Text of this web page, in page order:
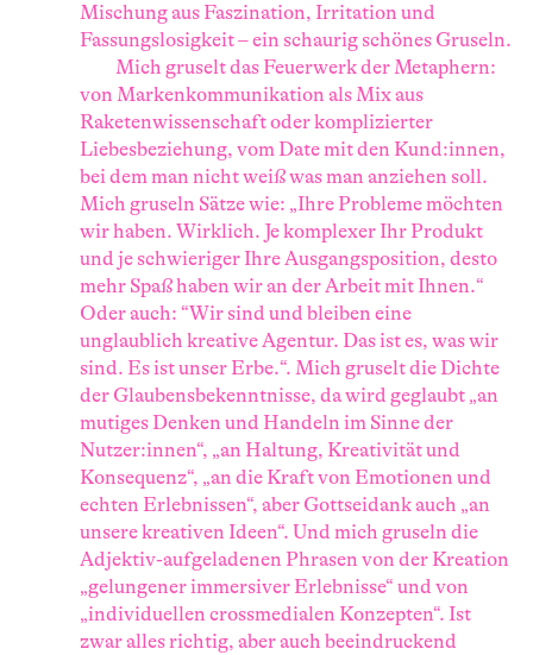
Mischung aus Faszination, Irritation und
Fassungslosigkeit – ein schaurig schönes Gruseln.
Mich gruselt das Feuerwerk der Metaphern:
von Markenkommunikation als Mix aus
Raketenwissenschaft oder komplizierter
Liebesbeziehung, vom Date mit den Kund:innen,
bei dem man nicht weiß was man anziehen soll.
Mich gruseln Sätze wie: „Ihre Probleme möchten
wir haben. Wirklich. Je komplexer Ihr Produkt
und je schwieriger Ihre Ausgangsposition, desto
mehr Spaß haben wir an der Arbeit mit Ihnen.“
Oder auch: “Wir sind und bleiben eine
unglaublich kreative Agentur. Das ist es, was wir
sind. Es ist unser Erbe.“. Mich gruselt die Dichte
der Glaubensbekenntnisse, da wird geglaubt „an
mutiges Denken und Handeln im Sinne der
Nutzer:innen“, „an Haltung, Kreativität und
Konsequenz“, „an die Kraft von Emotionen und
echten Erlebnissen“, aber Gottseidank auch „an
unsere kreativen Ideen“. Und mich gruseln die
Adjektiv-aufgeladenen Phrasen von der Kreation
„gelungener immersiver Erlebnisse“ und von
„individuellen crossmedialen Konzepten“. Ist
zwar alles richtig, aber auch beeindruckend